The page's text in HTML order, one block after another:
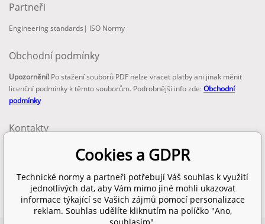
Partneři
Engineering standards | ISO Normy
Obchodní podmínky
Upozornění! Po stažení souborů PDF nelze vracet platby ani jinak měnit
licenční podmínky k těmto souborům. Podrobnější info zde:Obchodní
podmínky
Kontakty
info@technickenormy.cz
obchod@technickenormy.cz
Telefon:
+420 377 387 684
Cookies a GDPR
Technické normy a partneři potřebují Váš souhlas k využití
jednotlivých dat, aby Vám mimo jiné mohli ukazovat
informace týkající se Vašich zájmů pomocí personalizace
reklam. Souhlas udělíte kliknutím na políčko "Ano,